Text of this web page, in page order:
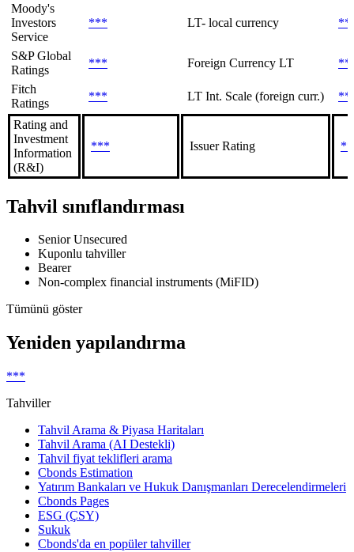
Moody's
Investors
Service
*** LT- local currency
S&P Global
Ratings
*** Foreign Currency LT
Fitch
Ratings
*** LT Int. Scale (foreign curr.)
Rating and
Investment
Information
(R&I)
*** Issuer Rating
Tahvil sınıflandırması
Senior Unsecured
Kuponlu tahviller
Bearer
Non-complex financial instruments (MiFID)
Tümünü göster
Yeniden yapılandırma
***
Tahviller
Tahvil Arama & Piyasa Haritaları
Tahvil Arama (AI Destekli)
Tahvil fiyat teklifleri arama
Cbonds Estimation
Yatırım Bankaları ve Hukuk Danışmanları Derecelendirmeleri
Cbonds Pages
ESG (ÇSY)
Sukuk
Cbonds'da en popüler tahviller